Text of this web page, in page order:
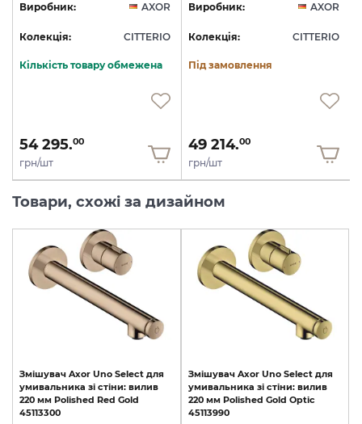
Виробник: AXOR
Колекція: CITTERIO
Кількість товару обмежена
54 295.00
грн/шт
Виробник: AXOR
Колекція: CITTERIO
Під замовлення
49 214.00
грн/шт
Товари, схожі за дизайном
Змішувач Axor Uno Select для
умивальника зі стіни: вилив
220 мм Polished Red Gold
45113300
Змішувач Axor Uno Select для
умивальника зі стіни: вилив
220 мм Polished Gold Optic
45113990